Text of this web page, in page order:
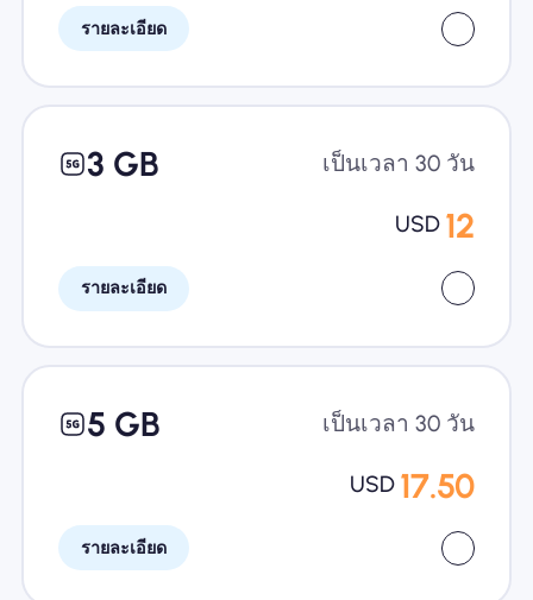
รายละเอียด
3 GB เป็นเวลา 30 วัน
USD 12
รายละเอียด
5 GB เป็นเวลา 30 วัน
USD 17.50
รายละเอียด